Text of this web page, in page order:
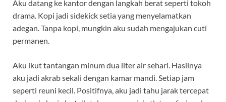
Aku datang ke kantor dengan langkah berat seperti tokoh
drama. Kopi jadi sidekick setia yang menyelamatkan
adegan. Tanpa kopi, mungkin aku sudah mengajukan cuti
permanen.
Aku ikut tantangan minum dua liter air sehari. Hasilnya
aku jadi akrab sekali dengan kamar mandi. Setiap jam
seperti reuni kecil. Positifnya, aku jadi tahu jarak tercepat